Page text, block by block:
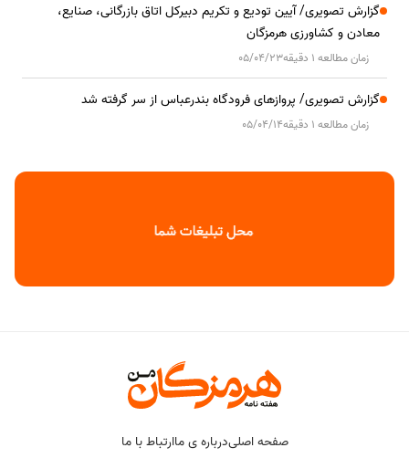
گزارش تصویری/ آیین تودیع و تکریم دبیرکل اتاق بازرگانی، صنایع،
معادن و کشاورزی هرمزگان
زمان مطالعه 1 دقیقه 05/04/23
گزارش تصویری/ پروازهای فرودگاه بندرعباس از سر گرفته شد
زمان مطالعه 1 دقیقه 05/04/14
صفحه اصلیدرباره ی ماارتباط با ما